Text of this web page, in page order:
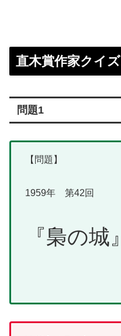
直木賞作家クイズ
問題1
【問題】
1959年 第42回
『梟の城』